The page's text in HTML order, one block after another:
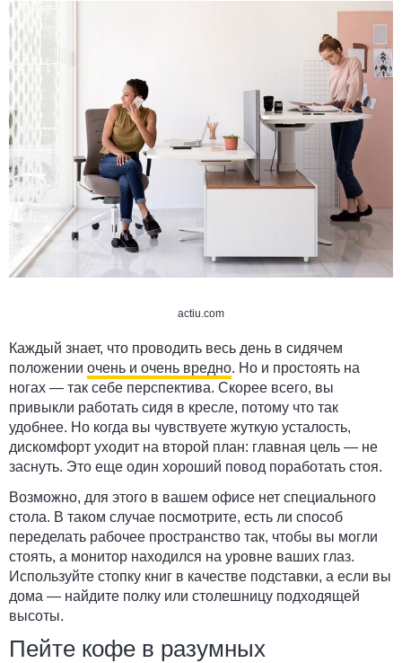
actiu.com
Каждый знает, что проводить весь день в сидячем
положении очень и очень вредно. Но и простоять на
ногах — так себе перспектива. Скорее всего, вы
привыкли работать сидя в кресле, потому что так
удобнее. Но когда вы чувствуете жуткую усталость,
дискомфорт уходит на второй план: главная цель — не
заснуть. Это еще один хороший повод поработать стоя.
Возможно, для этого в вашем офисе нет специального
стола. В таком случае посмотрите, есть ли способ
переделать рабочее пространство так, чтобы вы могли
стоять, а монитор находился на уровне ваших глаз.
Используйте стопку книг в качестве подставки, а если вы
дома — найдите полку или столешницу подходящей
высоты.
Пейте кофе в разумных